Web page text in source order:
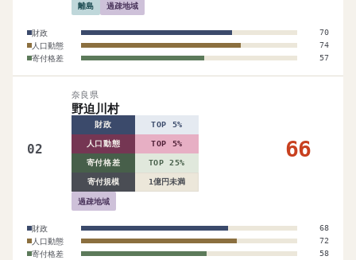
離島 過疎地域
財政 70
人口動態 74
寄付格差 57
02
奈良県
野迫川村
財政 TOP 5%
人口動態 TOP 5%
寄付格差 TOP 25%
寄付規模 1億円未満
過疎地域
66
財政 68
人口動態 72
寄付格差 58